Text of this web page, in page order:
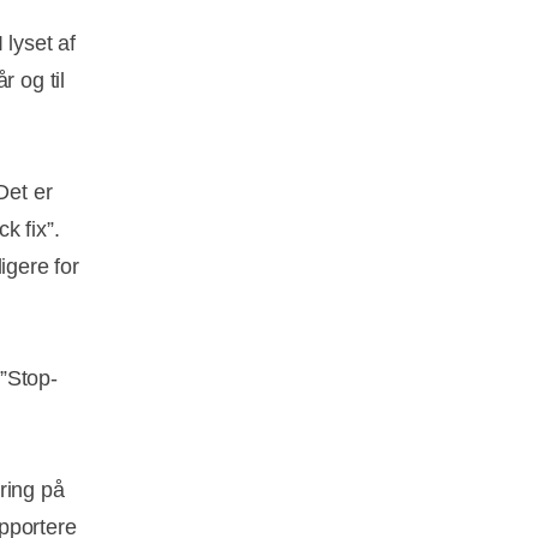
lyset af
og til
er
fix”.
for
på